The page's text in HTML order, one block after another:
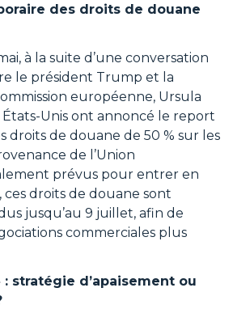
des droits de douane
à la suite d’une conversation
le président Trump et la
européenne, Ursula
États-Unis ont annoncé le report
droits de douane de 50 % sur les
de l’Union
prévus pour entrer en
droits de douane sont
jusqu’au 9 juillet, afin de
commerciales plus
: stratégie d’apaisement ou